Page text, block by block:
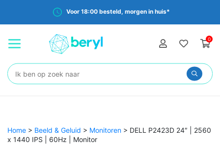
Voor 18:00 besteld, morgen in huis*
0
Zoeken:
Home > Beeld & Geluid > Monitoren > DELL P2423D 24″ | 2560
x 1440 IPS | 60Hz | Monitor